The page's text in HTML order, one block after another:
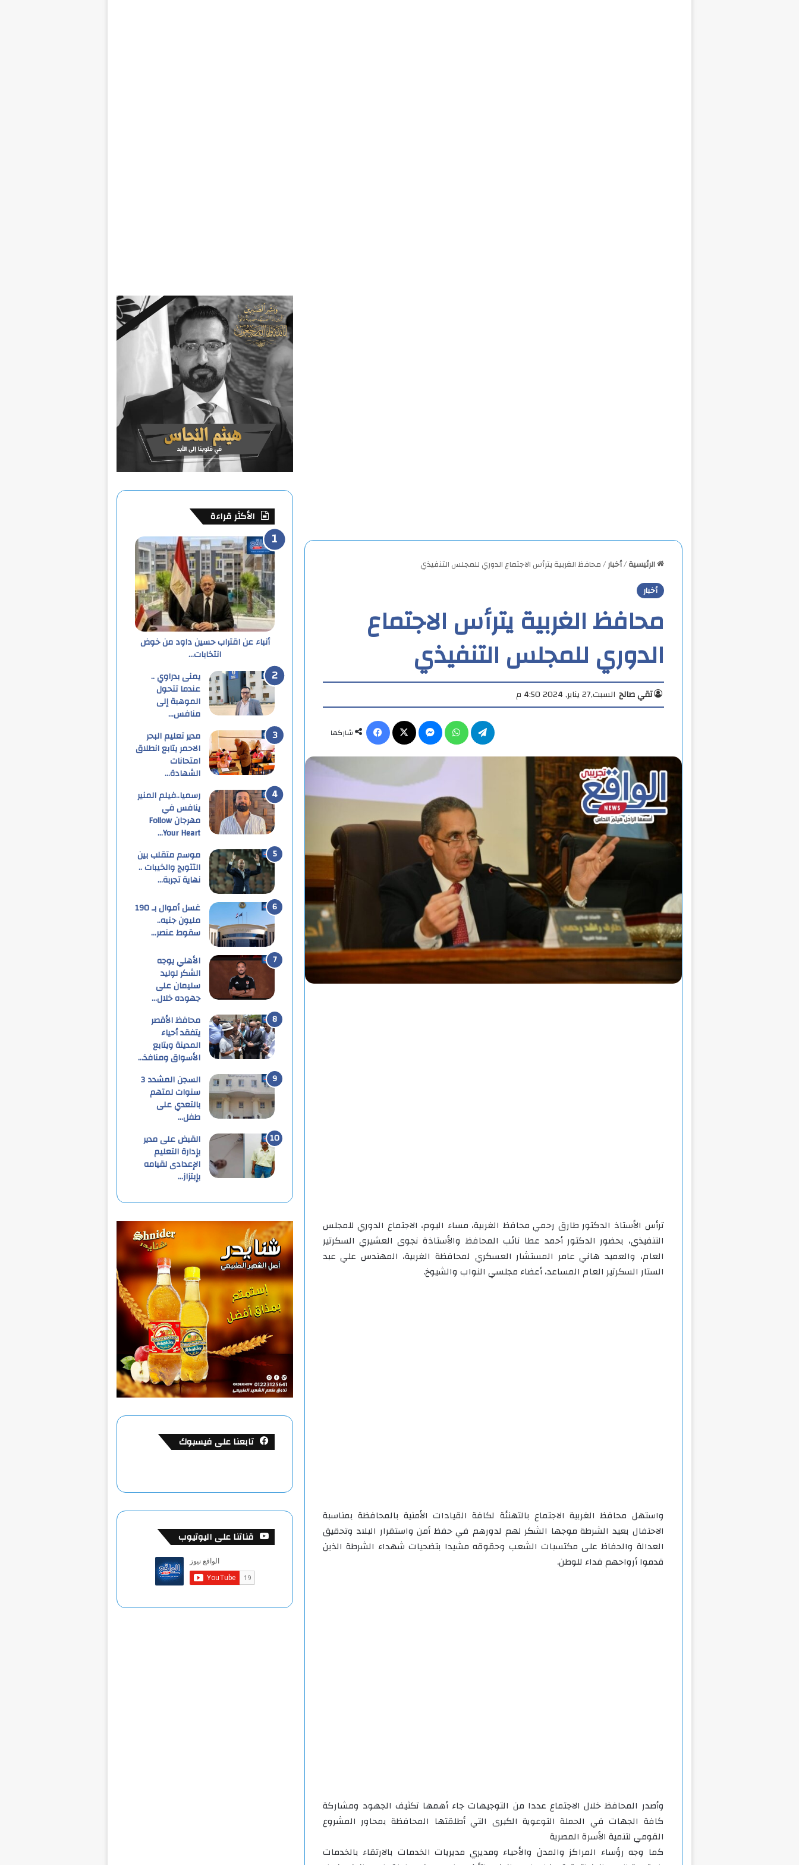
الرئيسية/أخبار/محافظ الغربية يترأس الاجتماع الدوري للمجلس التنفيذي
أخبار
محافظ الغربية يترأس الاجتماع
الدوري للمجلس التنفيذي
تقي صالح السبت,27 يناير, 2024 4:50 م
شاركها
ماسنجر واتساب تيلقرام
ترأس الأستاذ الدكتور طارق رحمي محافظ الغربية، مساء اليوم، الاجتماع الدوري للمجلس
التنفيذي، بحضور الدكتور أحمد عطا نائب المحافظ والأستاذة نجوى العشيري السكرتير
العام، والعميد هاني عامر المستشار العسكري لمحافظة الغربية، المهندس علي عبد
الستار السكرتير العام المساعد، أعضاء مجلسي النواب والشيوخ.
واستهل محافظ الغربية الاجتماع بالتهنئة لكافة القيادات الأمنية بالمحافظة بمناسبة
الاحتفال بعيد الشرطة موجها الشكر لهم لدورهم في حفظ أمن واستقرار البلاد وتحقيق
العدالة والحفاظ على مكتسبات الشعب وحقوقه مشيدا بتضحيات شهداء الشرطة الذين
قدموا أرواحهم فداء للوطن.
وأصدر المحافظ خلال الاجتماع عددا من التوجيهات جاء أهمها تكثيف الجهود ومشاركة
كافة الجهات في الحملة التوعوية الكبرى التي أطلقتها المحافظة بمحاور المشروع
القومي لتنمية الأسرة المصرية
كما وجه رؤساء المراكز والمدن والأحياء ومديري مديريات الخدمات بالارتقاء بالخدمات
الأكثر قراءة
أنباء عن اقتراب حسين داود من خوض
انتخابات…
يمنى بدراوي ..
عندما تتحول
الموهبة إلى
منافس…
مدير تعليم البحر
الاحمر يتابع انطلاق
امتحانات
الشهادة…
رسميا..فيلم المنير
ينافس في
مهرجان Follow
Your Heart…
موسم متقلب بين
التتويج والخيبات ..
نهاية تجربة…
غسل أموال بـ 190
مليون جنيه..
سقوط عنصر…
الأهلي يوجه
الشكر لوليد
سليمان على
جهوده خلال…
محافظ الأقصر
يتفقد أحياء
المدينة ويتابع
الأسواق ومنافذ…
السجن المشدد 3
سنوات لمتهم
بالتعدي على
طفل…
القبض على مدير
بإدارة التعليم
الإعدادى لقيامه
بإبتزاز…
تابعنا على فيسبوك
قناتنا على اليوتيوب